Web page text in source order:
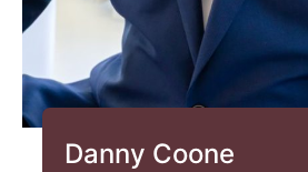
Danny Coone